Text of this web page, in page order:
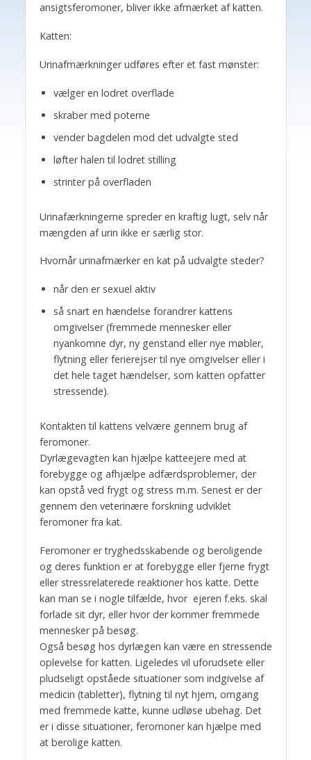
ansigtsferomoner, bliver ikke afmærket af katten.
Katten:
Urinafmærkninger udføres efter et fast mønster:
vælger en lodret overflade
skraber med poterne
vender bagdelen mod det udvalgte sted
løfter halen til lodret stilling
strinter på overfladen
Urinafærkningerne spreder en kraftig lugt, selv når
mængden af urin ikke er særlig stor.
Hvornår urinafmærker en kat på udvalgte steder?
når den er sexuel aktiv
så snart en hændelse forandrer kattens
omgivelser (fremmede mennesker eller
nyankomne dyr, ny genstand eller nye møbler,
flytning eller ferierejser til nye omgivelser eller i
det hele taget hændelser, som katten opfatter
stressende).
Kontakten til kattens velvære gennem brug af
feromoner.
Dyrlægevagten kan hjælpe katteejere med at
forebygge og afhjælpe adfærdsproblemer, der
kan opstå ved frygt og stress m.m. Senest er der
gennem den veterinære forskning udviklet
feromoner fra kat.
Feromoner er tryghedsskabende og beroligende
og deres funktion er at forebygge eller fjerne frygt
eller stressrelaterede reaktioner hos katte. Dette
kan man se i nogle tilfælde, hvor ejeren f.eks. skal
forlade sit dyr, eller hvor der kommer fremmede
mennesker på besøg.
Også besøg hos dyrlægen kan være en stressende
oplevelse for katten. Ligeledes vil uforudsete eller
pludseligt opståede situationer som indgivelse af
medicin (tabletter), flytning til nyt hjem, omgang
med fremmede katte, kunne udløse ubehag. Det
er i disse situationer, feromoner kan hjælpe med
at berolige katten.